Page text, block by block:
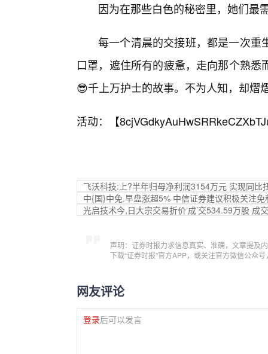
因为在那些白色的秘密里，她们最
每一个清晨的交接班，都是一次重
口罩，遮住所有的疲惫，走向那个熟
😎千上万护士的故事。不为人知，却熠
活动：【
飞沃科技:上?半年归母净利润3154万元 实现同比
中{国}中免.早盘涨超5% 中信证券建议积极关注免
光启技术今,日大宗交易折价‘成’交534.59万股 成
声明：证券时报力求信息真实、准确，文章提及
下载“证券时报”官方APP，或关注官方微信公众
网友评论
登录后可以发言